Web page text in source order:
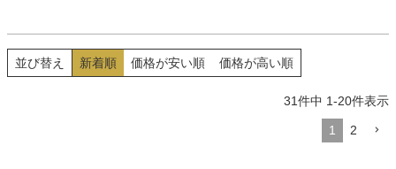
40年以上のお寿司、駅弁・空弁
の取り扱い実績をもとにプロト
たシャリとの相性も抜群！
並び替え
新着順 価格が安い順 価格が高い順
31件中 1-20件表示
1 2